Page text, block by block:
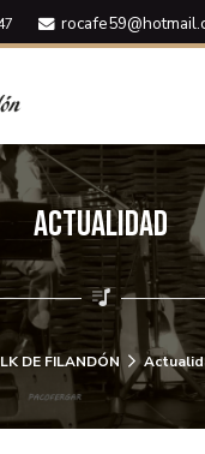
Actualidad
DE FILANDÓN